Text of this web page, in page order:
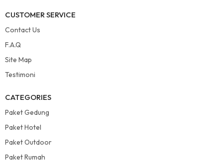
CUSTOMER SERVICE
Contact Us
F.A.Q
Site Map
Testimoni
CATEGORIES
Paket Gedung
Paket Hotel
Paket Outdoor
Paket Rumah